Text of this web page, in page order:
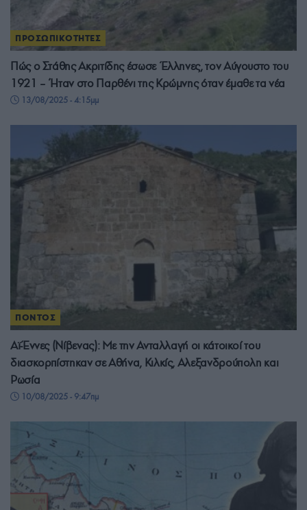
ΠΡΟΣΩΠΙΚΟΤΗΤΕΣ
Πώς ο Στάθης Ακριτίδης έσωσε Έλληνες, τον Αύγουστο του
1921 – Ήταν στο Παρθένι της Κρώμνης όταν έμαθε τα νέα
13/08/2025 - 4:15μμ
ΠΟΝΤΟΣ
Αϊ-Έννες (Νίβενας): Με την Ανταλλαγή οι κάτοικοί του
διασκορπίστηκαν σε Αθήνα, Κιλκίς, Αλεξανδρούπολη και
Ρωσία
10/08/2025 - 9:47πμ